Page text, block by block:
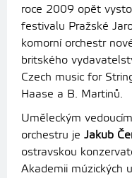
roce 2009 opět
festivalu Pražské
komorní orchestr
britského
Czech music for
Haase a B. Martinů.
Uměleckým
orchestru je Jakub
ostravskou
Akademii múzických